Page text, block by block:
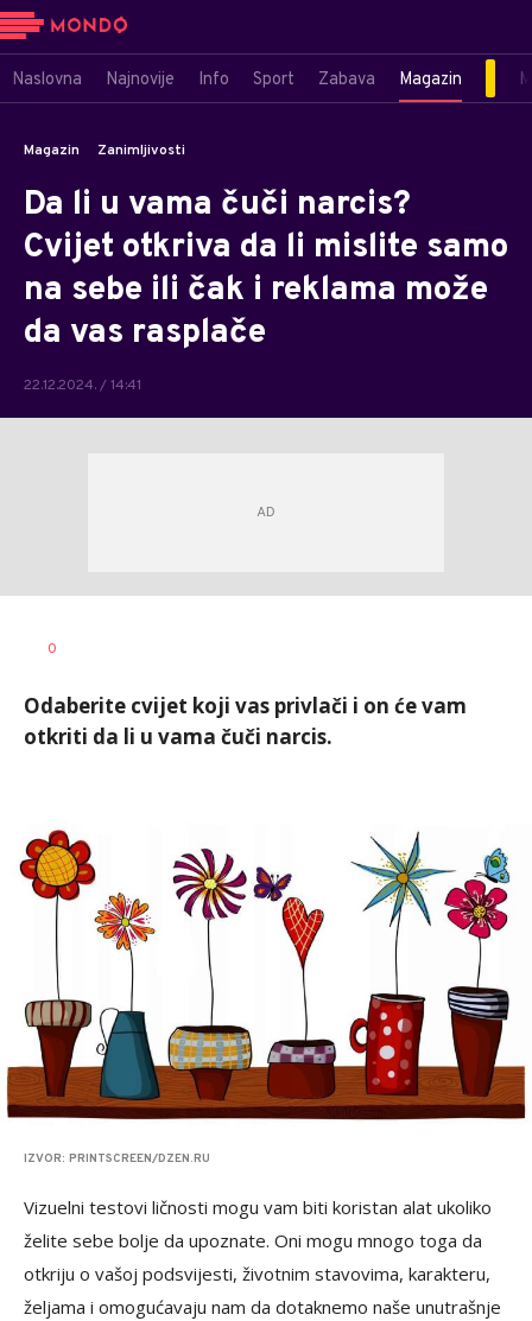
Naslovna Najnovije Info Sport Zabava Magazin
Magazin Zanimljivosti
Da li u vama čuči narcis?
Cvijet otkriva da li mislite samo
na sebe ili čak i reklama može
da vas rasplače
22.12.2024. / 14:41
AUTOR
0
Odaberite cvijet koji vas privlači i on će vam
otkriti da li u vama čuči narcis.
IZVOR: PRINTSCREEN/DZEN.RU
Vizuelni testovi ličnosti mogu vam biti koristan alat ukoliko
želite sebe bolje da upoznate. Oni mogu mnogo toga da
otkriju o vašoj podsvijesti, životnim stavovima, karakteru,
željama i omogućavaju nam da dotaknemo naše unutrašnje